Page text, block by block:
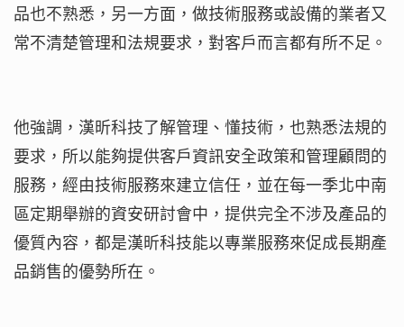
品也不熟悉，另一方面，做技術服務或設備的業者又
常不清楚管理和法規要求，對客戶而言都有所不足。
他強調，漢昕科技了解管理、懂技術，也熟悉法規的
要求，所以能夠提供客戶資訊安全政策和管理顧問的
服務，經由技術服務來建立信任，並在每一季北中南
區定期舉辦的資安研討會中，提供完全不涉及產品的
優質內容，都是漢昕科技能以專業服務來促成長期產
品銷售的優勢所在。